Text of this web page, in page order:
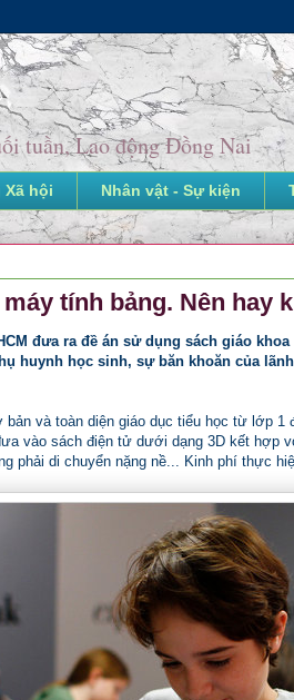
tuần, Lao động Đồng Nai
Xã hội Nhân vật - Sự kiện
tính bảng. Nên hay
đưa ra đề án sử dụng sách giáo
huynh học sinh, sự băn khoăn của
và toàn diện giáo dục tiểu học từ lớp 1
vào sách điện tử dưới dạng 3D kết hợp
phải di chuyển nặng nề... Kinh phí thực